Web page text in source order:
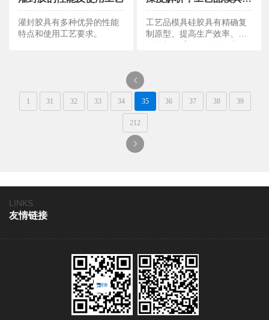
灌封胶的性能及使用工艺
灌封胶具有多种优异的性能
特点和使用工艺要求。
工艺品模具硅胶的多重作用
工艺品模具硅胶具有精确复
制原型、提高生产效率、耐
页
1 31 32 33 34 35 36 37 38 39
212
LINKS
友情链接